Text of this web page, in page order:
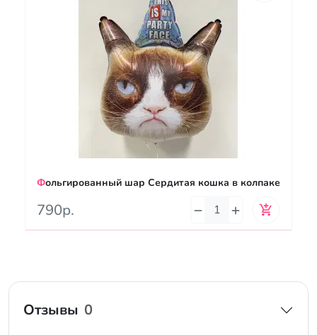
Фольгированный шар Сердитая кошка в колпаке
790р.
Отзывы 0